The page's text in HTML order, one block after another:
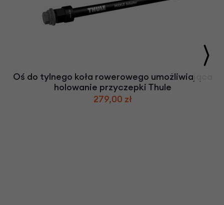
Oś do tylnego koła rowerowego umożliwiająca
holowanie przyczepki Thule
279,00 zł